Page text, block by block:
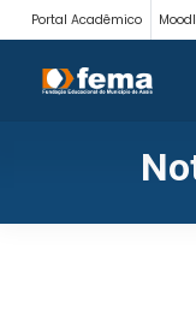
Portal Acadêmico